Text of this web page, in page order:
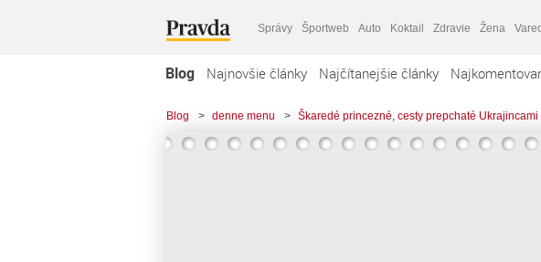
Správy Športweb Auto Koktail Zdravie Žena
Blog Najnovšie články Najčítanejšie články
Blog > denne menu > Škaredé princezné, cesty prepchaté